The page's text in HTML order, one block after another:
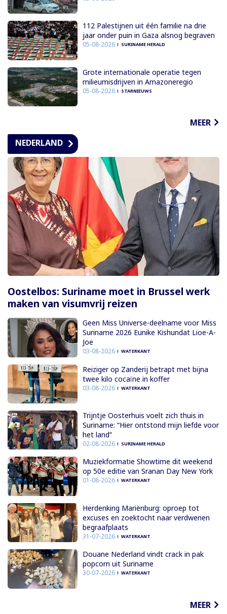
112 Palestijnen uit één familie na drie
jaar onder puin in Gaza alsnog begraven
05-08-2026 SURINAME HERALD
Grote internationale operatie tegen
milieumisdrijven in Amazoneregio
05-08-2026 STARNIEUWS
MEER
NEDERLAND
Oostelbos: Suriname moet in Brussel werk
maken van visumvrij reizen
Geen Miss Universe-deelname voor Miss
Suriname 2026 Eunike Kishundat Lioe-A-
Joe
03-08-2026 WATERKANT
Reiziger op Zanderij betrapt met bijna
twee kilo cocaïne in koffer
03-08-2026 WATERKANT
Trijntje Oosterhuis voelt zich thuis in
Suriname: “Hier ontstond mijn liefde voor
het land”
02-08-2026 SURINAME HERALD
Muziekformatie Showtime dit weekend
op 50e editie van Sranan Day New York
01-08-2026 WATERKANT
Herdenking Mariënburg: oproep tot
excuses en zoektocht naar verdwenen
begraafplaats
31-07-2026 WATERKANT
Douane Nederland vindt crack in pak
popcorn uit Suriname
30-07-2026 WATERKANT
MEER